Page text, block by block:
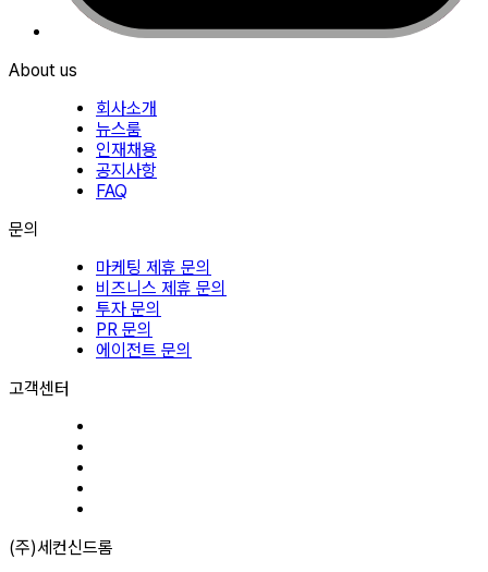
About us
회사소개
뉴스룸
인재채용
공지사항
FAQ
문의
마케팅 제휴 문의
비즈니스 제휴 문의
투자 문의
PR 문의
에이전트 문의
고객센터
(주)세컨신드롬